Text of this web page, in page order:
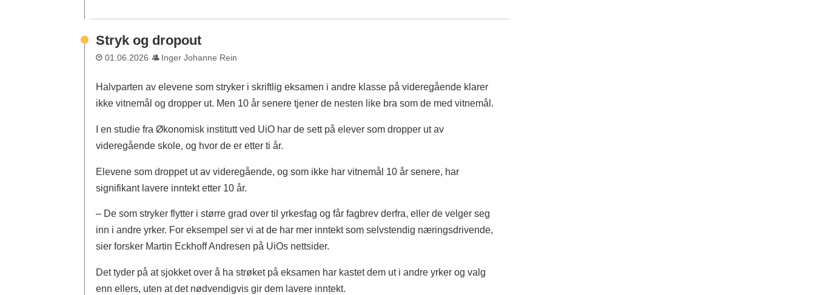
Stryk og dropout
01.06.2026 Inger Johanne Rein
Halvparten av elevene som stryker i skriftlig eksamen i andre klasse på videregående klarer
ikke vitnemål og dropper ut. Men 10 år senere tjener de nesten like bra som de med vitnemål.
I en studie fra Økonomisk institutt ved UiO har de sett på elever som dropper ut av
videregående skole, og hvor de er etter ti år.
Elevene som droppet ut av videregående, og som ikke har vitnemål 10 år senere, har
signifikant lavere inntekt etter 10 år.
– De som stryker flytter i større grad over til yrkesfag og får fagbrev derfra, eller de velger seg
inn i andre yrker. For eksempel ser vi at de har mer inntekt som selvstendig næringsdrivende,
sier forsker Martin Eckhoff Andresen på UiOs nettsider.
Det tyder på at sjokket over å ha strøket på eksamen har kastet dem ut i andre yrker og valg
enn ellers, uten at det nødvendigvis gir dem lavere inntekt.